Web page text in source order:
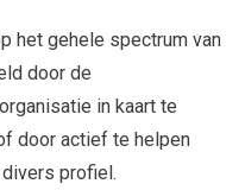
het gehele spectrum van
door de
in kaart te
door actief te helpen
profiel.